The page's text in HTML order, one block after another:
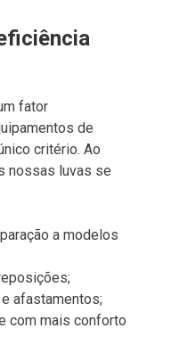
fator
de
critério. Ao
nossas luvas se
a modelos
afastamentos;
com mais conforto